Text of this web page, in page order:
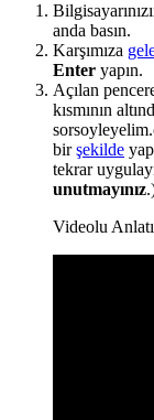
anda basın.
Karşımıza
Enter yapın.
Açılan
kısmının
birşekilde
tekrar
unutmayınız
Videolu